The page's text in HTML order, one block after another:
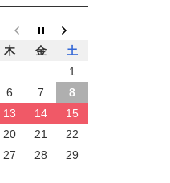
木 金
土
1
6 7
8
13 14
15
20 21
22
27 28
29